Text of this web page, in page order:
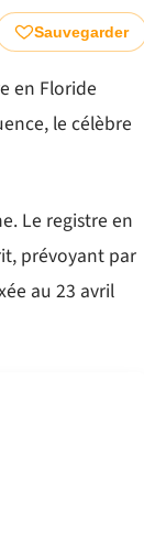
Sauvegarder
en Floride
le célèbre
Le registre en
prévoyant par
au 23 avril